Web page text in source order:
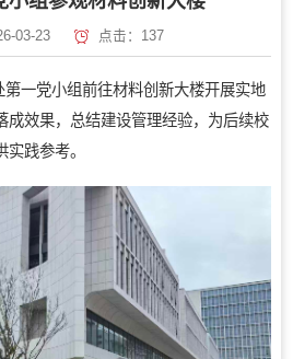
03-23 点击： 137
一党小组前往材料创新大楼开展实地
成效果，总结建设管理经验，为后续校
践参考。